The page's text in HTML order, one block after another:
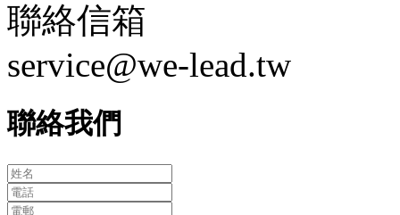
聯絡信箱
service@we-lead.tw
聯絡我們